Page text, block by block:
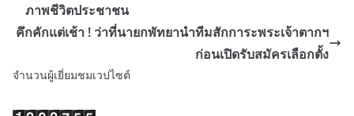
ภาพชีวิตประชาชน
คึกคักแต่เช้า ! ว่าที่นายกพัทยานำทีมสักการะพระเจ้าตากฯ
ก่อนเปิดรับสมัครเลือกตั้ง
จำนวนผู้เยี่ยมชมเวปไซต์